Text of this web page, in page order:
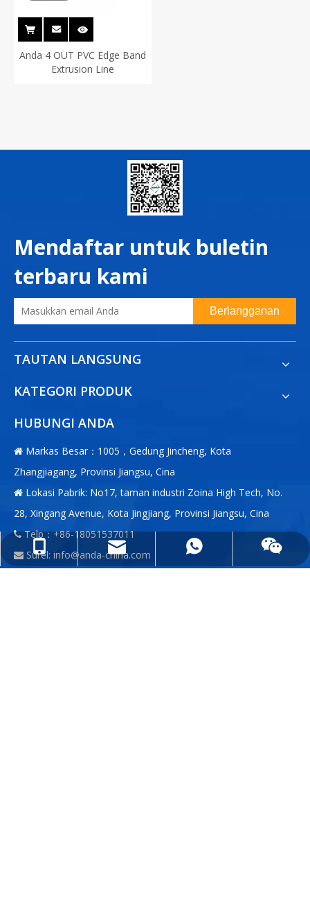
Anda 4 OUT PVC Edge Band
Extrusion Line
Mendaftar untuk buletin
terbaru kami
Berlangganan
TAUTAN LANGSUNG
KATEGORI PRODUK
HUBUNGI ANDA
 Markas Besar：1005，Gedung Jincheng, Kota
Zhangjiagang, Provinsi Jiangsu, Cina
 Lokasi Pabrik: No17, taman industri Zoina High Tech, No.
28, Xingang Avenue, Kota Jingjiang, Provinsi Jiangsu, Cina
Telp：+86-18051537011
 Surel: info@anda-china.com+86-18051537011
info@anda-china.com
+86-18051537011